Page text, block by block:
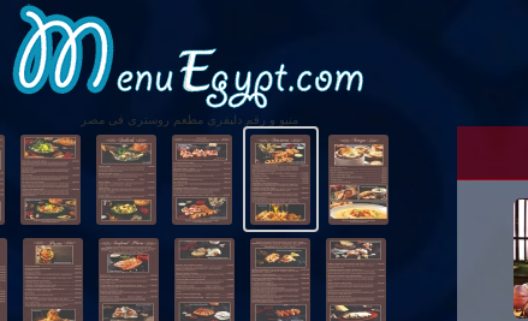
منيو و رقم دليفرى مطعم روسترى فى مصر